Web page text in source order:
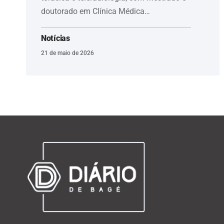
doutorado em Clínica Médica…
Notícias
21 de maio de 2026